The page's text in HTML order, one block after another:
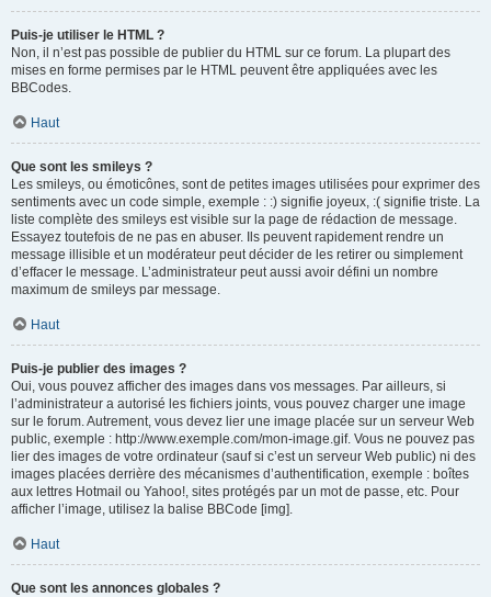
Puis-je utiliser le HTML ?
Non, il n’est pas possible de publier du HTML sur ce forum. La plupart des
mises en forme permises par le HTML peuvent être appliquées avec les
BBCodes.
Haut
Que sont les smileys ?
Les smileys, ou émoticônes, sont de petites images utilisées pour exprimer des
sentiments avec un code simple, exemple : :) signifie joyeux, :( signifie triste. La
liste complète des smileys est visible sur la page de rédaction de message.
Essayez toutefois de ne pas en abuser. Ils peuvent rapidement rendre un
message illisible et un modérateur peut décider de les retirer ou simplement
d’effacer le message. L’administrateur peut aussi avoir défini un nombre
maximum de smileys par message.
Haut
Puis-je publier des images ?
Oui, vous pouvez afficher des images dans vos messages. Par ailleurs, si
l’administrateur a autorisé les fichiers joints, vous pouvez charger une image
sur le forum. Autrement, vous devez lier une image placée sur un serveur Web
public, exemple : http://www.exemple.com/mon-image.gif. Vous ne pouvez pas
lier des images de votre ordinateur (sauf si c’est un serveur Web public) ni des
images placées derrière des mécanismes d’authentification, exemple : boîtes
aux lettres Hotmail ou Yahoo!, sites protégés par un mot de passe, etc. Pour
afficher l’image, utilisez la balise BBCode [img].
Haut
Que sont les annonces globales ?